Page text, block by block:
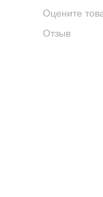
Оцените
Отзыв